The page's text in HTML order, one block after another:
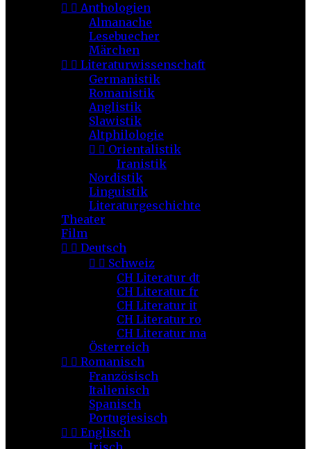
  Anthologien
Almanache
Lesebuecher
Märchen
  Literaturwissenschaft
Germanistik
Romanistik
Anglistik
Slawistik
Altphilologie
  Orientalistik
Iranistik
Nordistik
Linguistik
Literaturgeschichte
Theater
Film
  Deutsch
  Schweiz
CH Literatur dt
CH Literatur fr
CH Literatur it
CH Literatur ro
CH Literatur ma
Österreich
  Romanisch
Französisch
Italienisch
Spanisch
Portugiesisch
  Englisch